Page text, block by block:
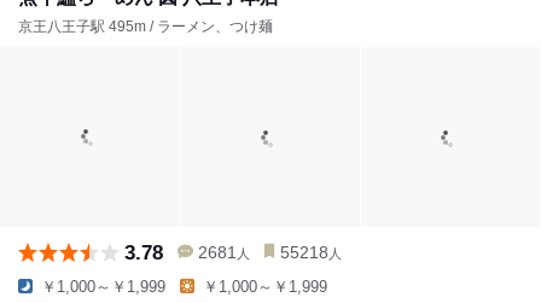
京王八王子駅 495m / ラーメン、つけ麺
3.78 2681 人 55218 人
￥1,000～￥1,999 ￥1,000～￥1,999